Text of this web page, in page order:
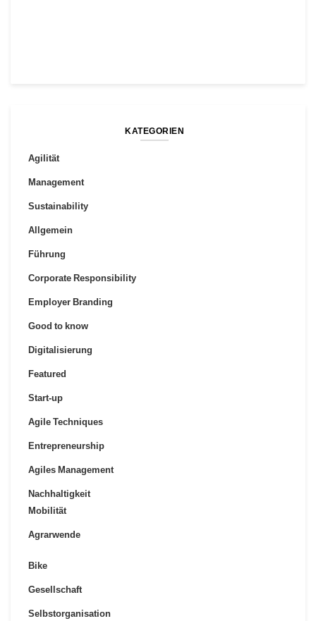
KATEGORIEN
Agilität
Management
Sustainability
Allgemein
Führung
Corporate Responsibility
Employer Branding
Good to know
Digitalisierung
Featured
Start-up
Agile Techniques
Entrepreneurship
Agiles Management
Nachhaltigkeit
Mobilität
Agrarwende
Bike
Gesellschaft
Selbstorganisation